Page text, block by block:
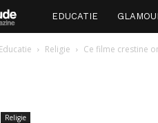
Faude
EDUCATIE
Educatie Religie Ce filme crestine
Religie